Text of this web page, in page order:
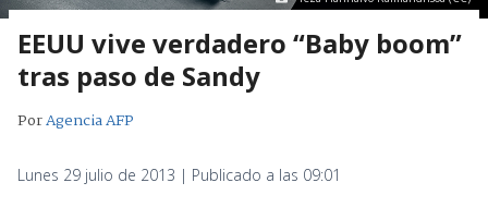
EEUU vive verdadero “Baby boom”
tras paso de Sandy
PorAgencia AFP
Lunes 29 julio de 2013 | Publicado a las 09:01